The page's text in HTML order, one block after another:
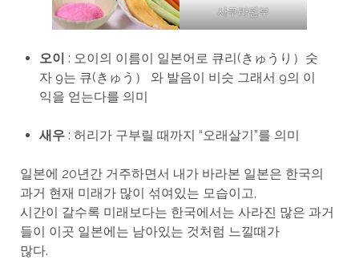
사쿠라텐부
오이 : 오이의 이름이 일본어로 큐리(きゅうり）숫
자 9는 큐(きゅう） 와 발음이 비슷 그래서 9의 이
익을 얻는다를 의미
새우: 허리가 구부릴 때까지 “오래살기”를 의미
일본에 20년간 거주하면서 내가 바라본 일본은 한국의
과거 현재 미래가 많이 섞여있는 모습이고,
시간이 갈수록 미래보다는 한국에서는 사라진 많은 과거
들이 이곳 일본에는 남아있는 것처럼 느낄때가
많다.